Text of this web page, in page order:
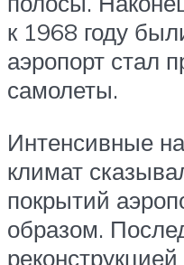
к 1968 году
аэропорт стал
самолеты.
Интенсивные
климат
покрытий
образом.